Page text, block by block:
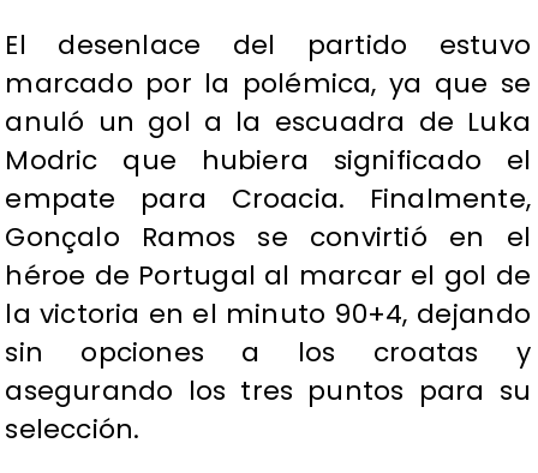
El desenlace del partido estuvo
marcado por la polémica, ya que se
anuló un gol a la escuadra de Luka
Modric que hubiera significado el
empate para Croacia. Finalmente,
Gonçalo Ramos se convirtió en el
héroe de Portugal al marcar el gol de
la victoria en el minuto 90+4, dejando
sin opciones a los croatas y
asegurando los tres puntos para su
selección.